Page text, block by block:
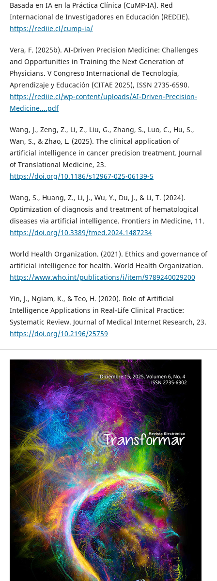
Basada en IA en la Práctica Clínica (CuMP-IA). Red
Internacional de Investigadores en Educación (REDIIE).
https://rediie.cl/cump-ia/
Vera, F. (2025b). AI-Driven Precision Medicine: Challenges
and Opportunities in Training the Next Generation of
Physicians. V Congreso Internacional de Tecnología,
Aprendizaje y Educación (CITAE 2025), ISSN 2735-6590.
https://rediie.cl/wp-content/uploads/AI-Driven-Precision-
Medicine....pdf
Wang, J., Zeng, Z., Li, Z., Liu, G., Zhang, S., Luo, C., Hu, S.,
Wan, S., & Zhao, L. (2025). The clinical application of
artificial intelligence in cancer precision treatment. Journal
of Translational Medicine, 23.
https://doi.org/10.1186/s12967-025-06139-5
Wang, S., Huang, Z., Li, J., Wu, Y., Du, J., & Li, T. (2024).
Optimization of diagnosis and treatment of hematological
diseases via artificial intelligence. Frontiers in Medicine, 11.
https://doi.org/10.3389/fmed.2024.1487234
World Health Organization. (2021). Ethics and governance of
artificial intelligence for health. World Health Organization.
https://www.who.int/publications/i/item/9789240029200
Yin, J., Ngiam, K., & Teo, H. (2020). Role of Artificial
Intelligence Applications in Real-Life Clinical Practice:
Systematic Review. Journal of Medical Internet Research, 23.
https://doi.org/10.2196/25759